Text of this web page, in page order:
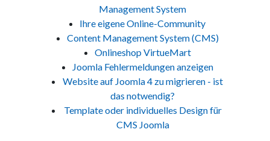
Management System
Ihre eigene Online-Community
Content Management System (CMS)
Onlineshop VirtueMart
Joomla Fehlermeldungen anzeigen
Website auf Joomla 4 zu migrieren - ist
das notwendig?
Template oder individuelles Design für
CMS Joomla